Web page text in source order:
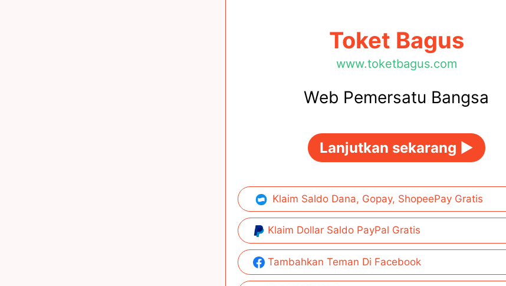
Toket Bagus
www.toketbagus.com
Web Pemersatu Bangsa
Lanjutkan sekarang ►
Klaim Saldo Dana, Gopay, ShopeePay Gratis
Klaim Dollar Saldo PayPal Gratis
Tambahkan Teman Di Facebook